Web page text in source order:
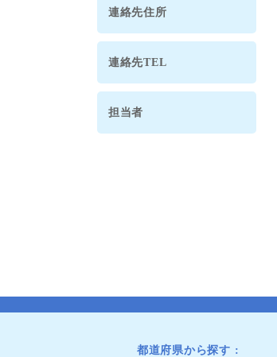
連絡先住所
連絡先TEL
担当者
都道府県から探す